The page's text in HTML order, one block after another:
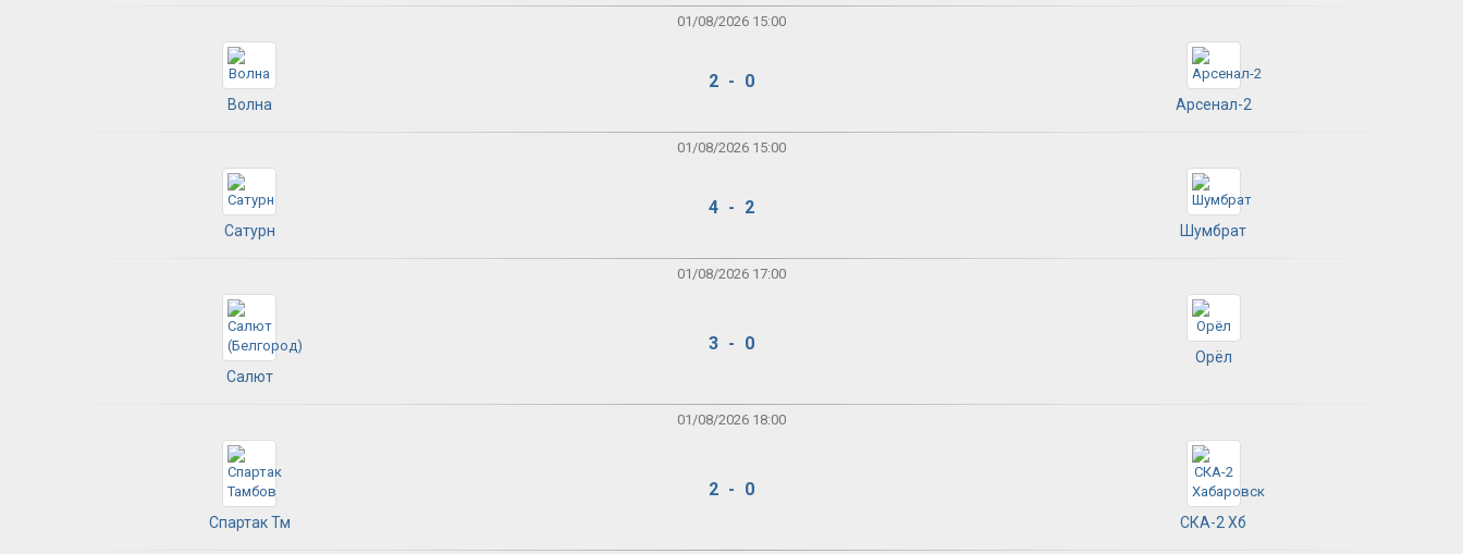
01/08/2026 15:00
Волна
2 - 0
Арсенал-2
01/08/2026 15:00
Сатурн
4 - 2
Шумбрат
01/08/2026 17:00
Салют
3 - 0
Орёл
01/08/2026 18:00
Спартак Тм
2 - 0
СКА-2 Хб